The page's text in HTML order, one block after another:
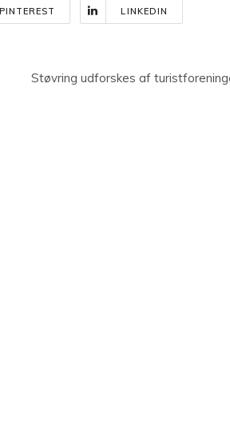
PINTEREST LINKEDIN
Støvring udforskes af